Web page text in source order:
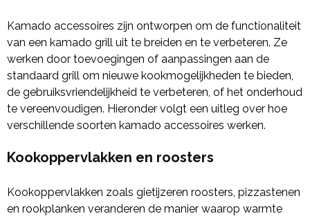
Kamado accessoires zijn ontworpen om de functionaliteit
van een kamado grill uit te breiden en te verbeteren. Ze
werken door toevoegingen of aanpassingen aan de
standaard grill om nieuwe kookmogelijkheden te bieden,
de gebruiksvriendelijkheid te verbeteren, of het onderhoud
te vereenvoudigen. Hieronder volgt een uitleg over hoe
verschillende soorten kamado accessoires werken.
Kookoppervlakken en roosters
Kookoppervlakken zoals gietijzeren roosters, pizzastenen
en rookplanken veranderen de manier waarop warmte